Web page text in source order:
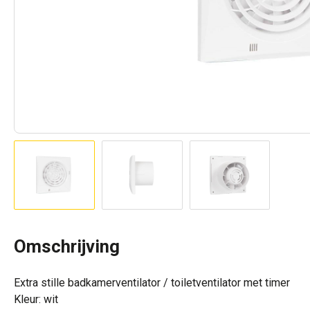
Omschrijving
Extra stille badkamerventilator / toiletventilator met timer
Kleur: wit